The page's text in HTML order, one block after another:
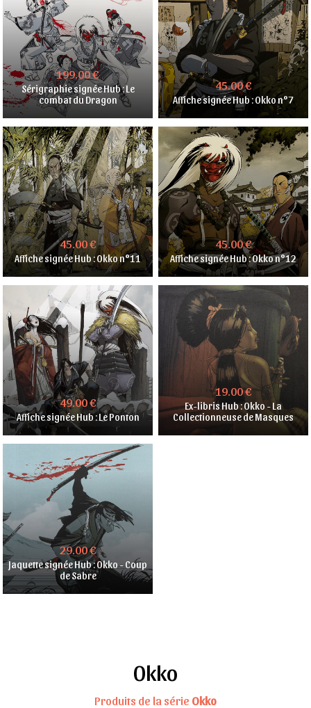
199.00 €
Sérigraphie signée Hub : Le
combat du Dragon
45.00 €
Affiche signée Hub : Okko n°7
45.00 €
Affiche signée Hub : Okko n°11
45.00 €
Affiche signée Hub : Okko n°12
49.00 €
Affiche signée Hub : Le Ponton
19.00 €
Ex-libris Hub : Okko - La
Collectionneuse de Masques
29.00 €
Jaquette signée Hub : Okko - Coup
de Sabre
Okko
Produits de la série Okko